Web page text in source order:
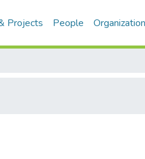
Projects People